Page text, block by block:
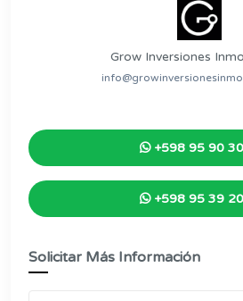
Grow Inversiones
+598 95 90
+598 95 39
Solicitar Más Información